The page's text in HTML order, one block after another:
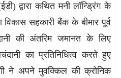
द्वारा कथित मनी लॉन्ड्रिंग के
सहकारी बैंक के बीमार पूर्व
की अंतरिम जमानत के लिए
का प्रतिनिधित्व करते हुए
ने अपने मुवक्किल की क्रोनिक